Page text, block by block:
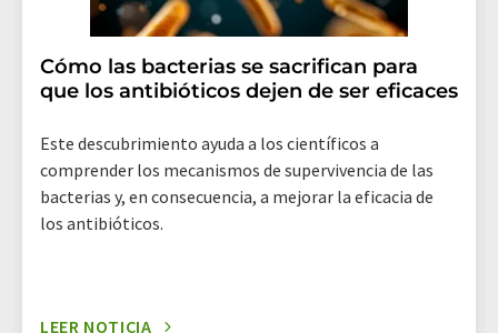
Cómo las bacterias se sacrifican para
que los antibióticos dejen de ser eficaces
Este descubrimiento ayuda a los científicos a
comprender los mecanismos de supervivencia de las
bacterias y, en consecuencia, a mejorar la eficacia de
los antibióticos.
LEER NOTICIA